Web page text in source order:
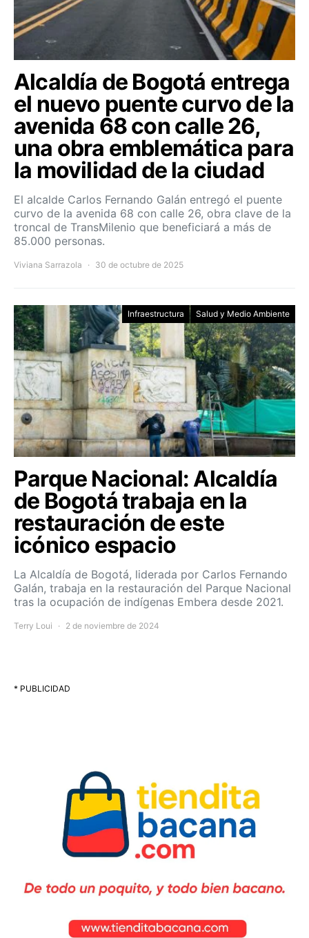
Alcaldía de Bogotá entrega
el nuevo puente curvo de la
avenida 68 con calle 26,
una obra emblemática para
la movilidad de la ciudad
El alcalde Carlos Fernando Galán entregó el puente
curvo de la avenida 68 con calle 26, obra clave de la
troncal de TransMilenio que beneficiará a más de
85.000 personas.
Viviana Sarrazola 30 de octubre de 2025
Infraestructura Salud y Medio Ambiente
Parque Nacional: Alcaldía
de Bogotá trabaja en la
restauración de este
icónico espacio
La Alcaldía de Bogotá, liderada por Carlos Fernando
Galán, trabaja en la restauración del Parque Nacional
tras la ocupación de indígenas Embera desde 2021.
Terry Loui 2 de noviembre de 2024
* PUBLICIDAD